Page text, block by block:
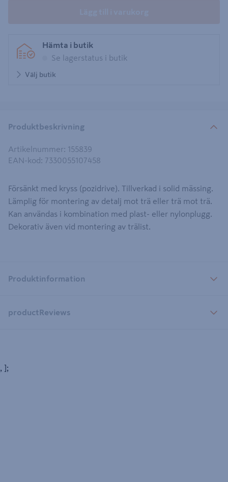
Hämta i butik
Se lagerstatus i butik
Välj butik
Produktbeskrivning
Artikelnummer: 155839
EAN-kod : 7330055107458
Försänkt med kryss (pozidrive). Tillverkad i solid mässing.
Lämplig för montering av detalj mot trä eller trä mot trä.
Kan användas i kombination med plast- eller nylonplugg.
Dekorativ även vid montering av trälist.
Produktinformation
productReviews
, ];